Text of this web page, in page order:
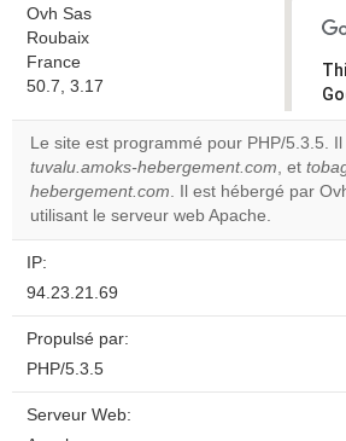
Ovh Sas
Roubaix
France
50.7, 3.17
Le site est programmé pour PHP/5.3.5.
tuvalu.amoks-hebergement.com, et
hebergement.com. Il est hébergé par
utilisant le serveur web Apache.
IP:
94.23.21.69
Propulsé par:
PHP/5.3.5
Serveur Web: